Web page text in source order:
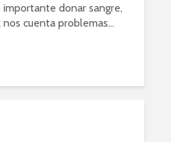
donar sangre,
nos cuenta problemas...